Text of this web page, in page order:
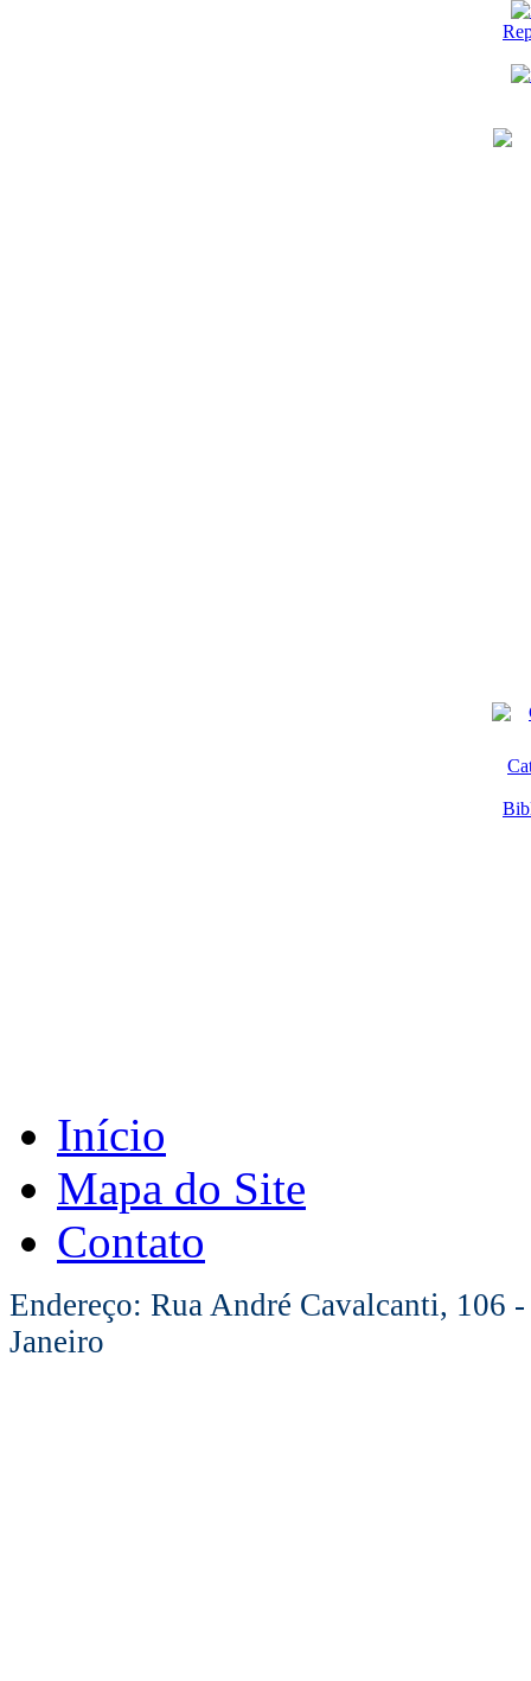
Início
Mapa do Site
Contato
Endereço: Rua André Cavalcanti, 106
Janeiro